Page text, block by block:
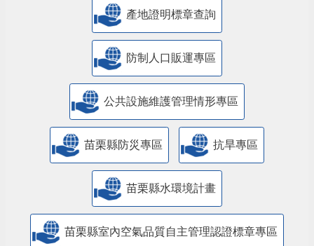
產地證明標章查詢
防制人口販運專區
​公共設施維護管理情形專區
苗栗縣防災專區 抗旱專區
苗栗縣水環境計畫
苗栗縣室內空氣品質自主管理認證標章專區